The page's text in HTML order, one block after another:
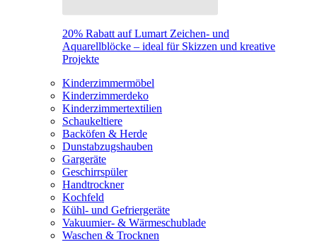
20% Rabatt auf Lumart Zeichen- und
Aquarellblöcke – ideal für Skizzen und kreative
Projekte
Kinderzimmermöbel
Kinderzimmerdeko
Kinderzimmertextilien
Schaukeltiere
Backöfen & Herde
Dunstabzugshauben
Gargeräte
Geschirrspüler
Handtrockner
Kochfeld
Kühl- und Gefriergeräte
Vakuumier- & Wärmeschublade
Waschen & Trocknen